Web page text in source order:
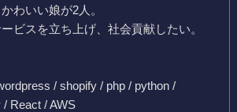
わいい娘が2人。
ビスを立ち上げ、社会貢献したい。
/ shopify / php / python /
React / AWS